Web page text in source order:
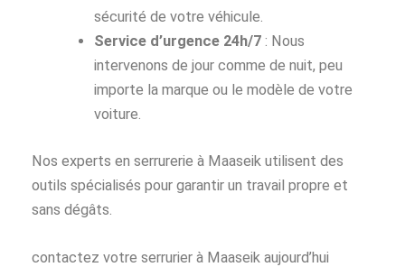
sécurité de votre véhicule.
Service d’urgence 24h/7 : Nous
intervenons de jour comme de nuit, peu
importe la marque ou le modèle de votre
voiture.
Nos experts en serrurerie à Maaseik utilisent des
outils spécialisés pour garantir un travail propre et
sans dégâts.
contactez votre serrurier à Maaseik aujourd’hui